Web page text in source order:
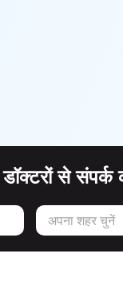
डॉक्टरों से
अपना शहर चुनें